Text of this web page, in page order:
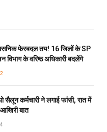
फेरबदल तय! 16 जिलों के SP
के वरिष्ठ अधिकारी बदलेंगे
सैलून कर्मचारी ने लगाई फांसी, रात में
बात